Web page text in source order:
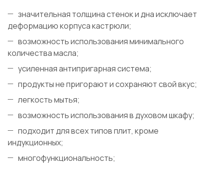
значительная толщина стенок и дна исключает
деформацию корпуса кастрюли;
возможность использования минимального
количества масла;
усиленная антипригарная система;
продукты не пригорают и сохраняют свой вкус;
легкость мытья;
возможность использования в духовом шкафу;
подходит для всех типов плит, кроме
индукционных;
многофункциональность;